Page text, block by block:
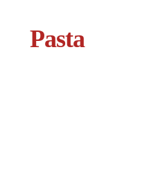
Pasta